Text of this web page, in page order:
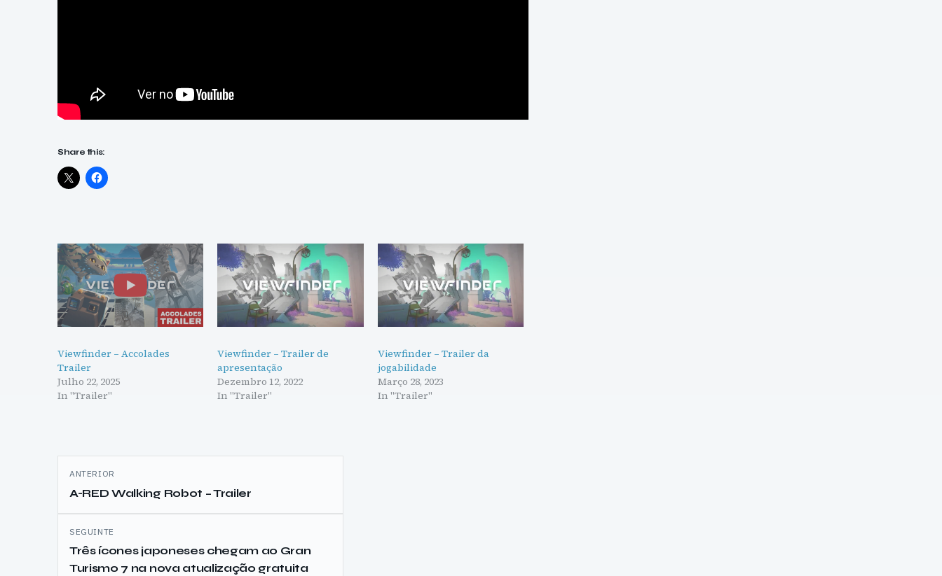
Share this:
Viewfinder – Accolades
Trailer
Julho 22, 2025
In "Trailer"
Viewfinder – Trailer de
apresentação
Dezembro 12, 2022
In "Trailer"
Viewfinder – Trailer da
jogabilidade
Março 28, 2023
In "Trailer"
Navegação
de
artigos
ANTERIOR
A-RED Walking Robot – Trailer
SEGUINTE
Três ícones japoneses chegam ao Gran
Turismo 7 na nova atualização gratuita